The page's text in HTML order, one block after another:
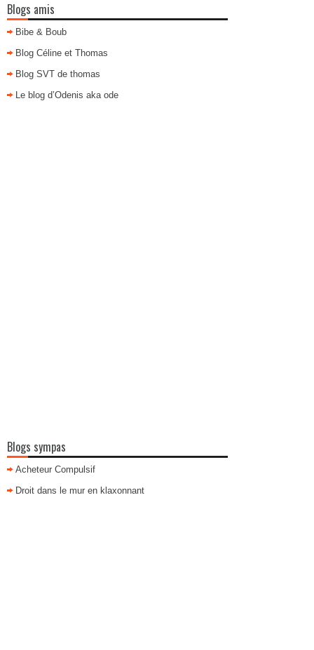
Blogs amis
Bibe & Boub
Blog Céline et Thomas
Blog SVT de thomas
Le blog d’Odenis aka ode
Blogs sympas
Acheteur Compulsif
Droit dans le mur en klaxonnant